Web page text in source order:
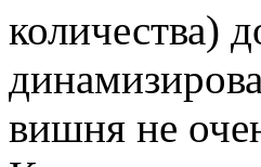
количества)
вишня не